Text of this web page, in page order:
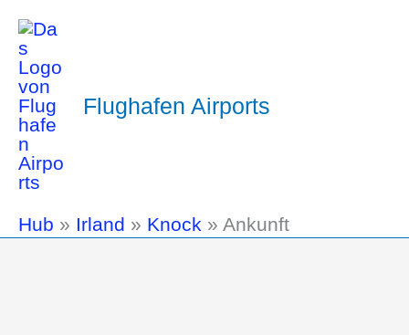
Flughafen Airports
Hub » Irland » Knock » Ankunft